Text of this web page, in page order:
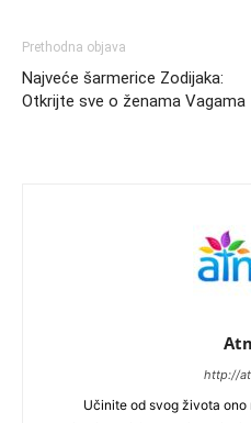
Prethodna objava
Najveće šarmerice Zodijaka:
Otkrijte sve o ženama Vagama
http://
Učinite od svog života